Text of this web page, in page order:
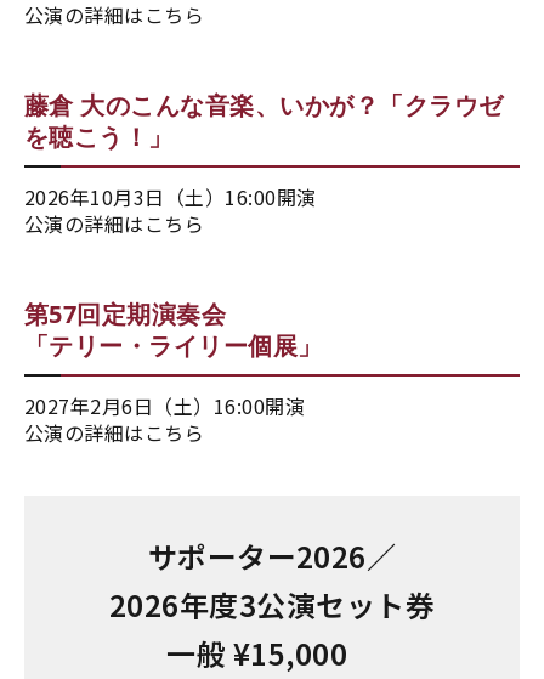
公演の詳細はこちら
藤倉 大のこんな音楽、いかが？「クラウゼ
を聴こう！」
2026年10月3日（土）16:00開演
公演の詳細はこちら
第57回定期演奏会
「テリー・ライリー個展」
2027年2月6日（土）16:00開演
公演の詳細はこちら
サポーター2026／
2026年度3公演セット券
一般 ¥15,000